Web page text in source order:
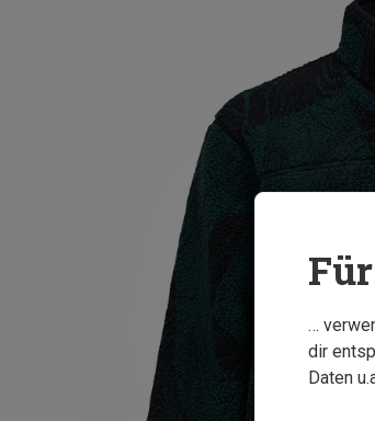
…
dir
Daten